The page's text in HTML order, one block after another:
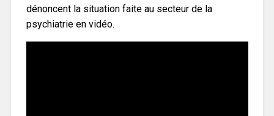
dénoncent la situation faite au secteur de la
psychiatrie en vidéo.